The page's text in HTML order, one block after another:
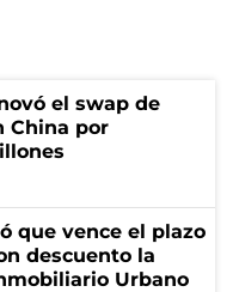
el swap de
China por
que vence el plazo
descuento la
Urbano